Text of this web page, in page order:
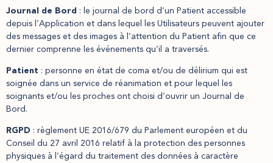
Journal de Bord : le journal de bord d’un Patient accessible
depuis l’Application et dans lequel les Utilisateurs peuvent ajouter
des messages et des images à l’attention du Patient afin que ce
dernier comprenne les événements qu’il a traversés.
Patient : personne en état de coma et/ou de délirium qui est
soignée dans un service de réanimation et pour lequel les
soignants et/ou les proches ont choisi d’ouvrir un Journal de
Bord.
RGPD : règlement UE 2016/679 du Parlement européen et du
Conseil du 27 avril 2016 relatif à la protection des personnes
physiques à l’égard du traitement des données à caractère